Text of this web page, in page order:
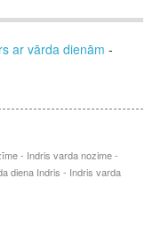
ar vārda dienām -
- Indris varda nozime -
diena Indris - Indris varda